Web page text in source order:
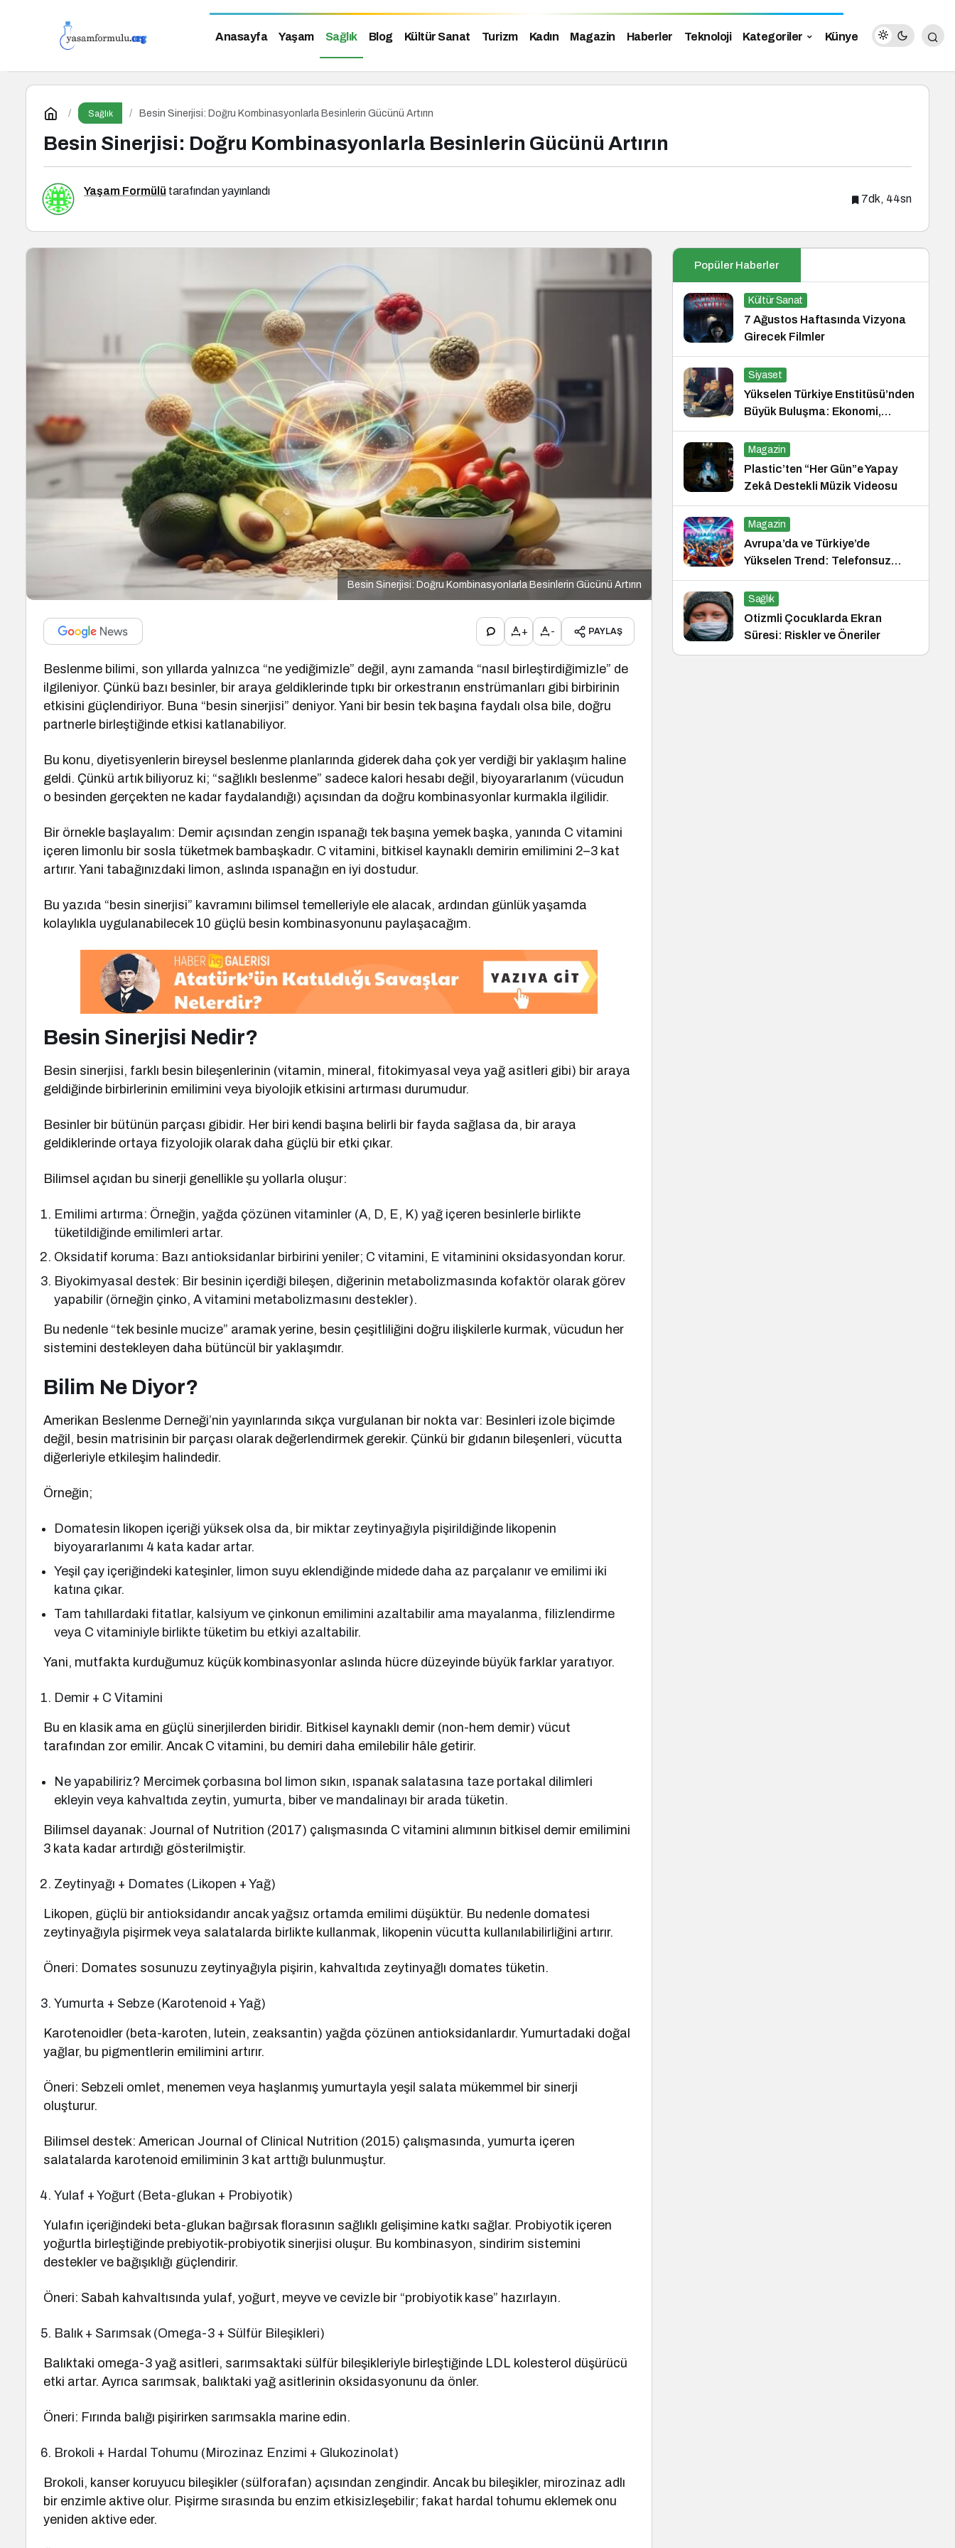
Anasayfa Yaşam Sağlık Blog Kültür Sanat Turizm Kadın Magazin Haberler Teknoloji Kategoriler Künye
Sağlık Besin Sinerjisi: Doğru Kombinasyonlarla Besinlerin Gücünü Artırın
Besin Sinerjisi: Doğru Kombinasyonlarla Besinlerin Gücünü Artırın
Yaşam Formülü tarafından yayınlandı
7dk, 44sn
Besin Sinerjisi: Doğru Kombinasyonlarla Besinlerin Gücünü Artırın
+ - PAYLAŞ
Beslenme bilimi, son yıllarda yalnızca “ne yediğimizle” değil, aynı zamanda “nasıl birleştirdiğimizle” de
ilgileniyor. Çünkü bazı besinler, bir araya geldiklerinde tıpkı bir orkestranın enstrümanları gibi birbirinin
etkisini güçlendiriyor. Buna “besin sinerjisi” deniyor. Yani bir besin tek başına faydalı olsa bile, doğru
partnerle birleştiğinde etkisi katlanabiliyor.
Bu konu, diyetisyenlerin bireysel beslenme planlarında giderek daha çok yer verdiği bir yaklaşım haline
geldi. Çünkü artık biliyoruz ki; “sağlıklı beslenme” sadece kalori hesabı değil, biyoyararlanım (vücudun
o besinden gerçekten ne kadar faydalandığı) açısından da doğru kombinasyonlar kurmakla ilgilidir.
Bir örnekle başlayalım: Demir açısından zengin ıspanağı tek başına yemek başka, yanında C vitamini
içeren limonlu bir sosla tüketmek bambaşkadır. C vitamini, bitkisel kaynaklı demirin emilimini 2–3 kat
artırır. Yani tabağınızdaki limon, aslında ıspanağın en iyi dostudur.
Bu yazıda “besin sinerjisi” kavramını bilimsel temelleriyle ele alacak, ardından günlük yaşamda
kolaylıkla uygulanabilecek 10 güçlü besin kombinasyonunu paylaşacağım.
Besin Sinerjisi Nedir?
Besin sinerjisi, farklı besin bileşenlerinin (vitamin, mineral, fitokimyasal veya yağ asitleri gibi) bir araya
geldiğinde birbirlerinin emilimini veya biyolojik etkisini artırması durumudur.
Besinler bir bütünün parçası gibidir. Her biri kendi başına belirli bir fayda sağlasa da, bir araya
geldiklerinde ortaya fizyolojik olarak daha güçlü bir etki çıkar.
Bilimsel açıdan bu sinerji genellikle şu yollarla oluşur:
Emilimi artırma: Örneğin, yağda çözünen vitaminler (A, D, E, K) yağ içeren besinlerle birlikte
tüketildiğinde emilimleri artar.
Oksidatif koruma: Bazı antioksidanlar birbirini yeniler; C vitamini, E vitaminini oksidasyondan korur.
Biyokimyasal destek: Bir besinin içerdiği bileşen, diğerinin metabolizmasında kofaktör olarak görev
yapabilir (örneğin çinko, A vitamini metabolizmasını destekler).
Bu nedenle “tek besinle mucize” aramak yerine, besin çeşitliliğini doğru ilişkilerle kurmak, vücudun her
sistemini destekleyen daha bütüncül bir yaklaşımdır.
Bilim Ne Diyor?
Amerikan Beslenme Derneği’nin yayınlarında sıkça vurgulanan bir nokta var: Besinleri izole biçimde
değil, besin matrisinin bir parçası olarak değerlendirmek gerekir. Çünkü bir gıdanın bileşenleri, vücutta
diğerleriyle etkileşim halindedir.
Örneğin;
Domatesin likopen içeriği yüksek olsa da, bir miktar zeytinyağıyla pişirildiğinde likopenin
biyoyararlanımı 4 kata kadar artar.
Yeşil çay içeriğindeki kateşinler, limon suyu eklendiğinde midede daha az parçalanır ve emilimi iki
katına çıkar.
Tam tahıllardaki fitatlar, kalsiyum ve çinkonun emilimini azaltabilir ama mayalanma, filizlendirme
veya C vitaminiyle birlikte tüketim bu etkiyi azaltabilir.
Yani, mutfakta kurduğumuz küçük kombinasyonlar aslında hücre düzeyinde büyük farklar yaratıyor.
Demir + C Vitamini
Bu en klasik ama en güçlü sinerjilerden biridir. Bitkisel kaynaklı demir (non-hem demir) vücut
tarafından zor emilir. Ancak C vitamini, bu demiri daha emilebilir hâle getirir.
Ne yapabiliriz? Mercimek çorbasına bol limon sıkın, ıspanak salatasına taze portakal dilimleri
ekleyin veya kahvaltıda zeytin, yumurta, biber ve mandalinayı bir arada tüketin.
Bilimsel dayanak: Journal of Nutrition (2017) çalışmasında C vitamini alımının bitkisel demir emilimini
3 kata kadar artırdığı gösterilmiştir.
Zeytinyağı + Domates (Likopen + Yağ)
Likopen, güçlü bir antioksidandır ancak yağsız ortamda emilimi düşüktür. Bu nedenle domatesi
zeytinyağıyla pişirmek veya salatalarda birlikte kullanmak, likopenin vücutta kullanılabilirliğini artırır.
Öneri: Domates sosunuzu zeytinyağıyla pişirin, kahvaltıda zeytinyağlı domates tüketin.
Yumurta + Sebze (Karotenoid + Yağ)
Karotenoidler (beta-karoten, lutein, zeaksantin) yağda çözünen antioksidanlardır. Yumurtadaki doğal
yağlar, bu pigmentlerin emilimini artırır.
Öneri: Sebzeli omlet, menemen veya haşlanmış yumurtayla yeşil salata mükemmel bir sinerji
oluşturur.
Bilimsel destek: American Journal of Clinical Nutrition (2015) çalışmasında, yumurta içeren
salatalarda karotenoid emiliminin 3 kat arttığı bulunmuştur.
Yulaf + Yoğurt (Beta-glukan + Probiyotik)
Yulafın içeriğindeki beta-glukan bağırsak florasının sağlıklı gelişimine katkı sağlar. Probiyotik içeren
yoğurtla birleştiğinde prebiyotik-probiyotik sinerjisi oluşur. Bu kombinasyon, sindirim sistemini
destekler ve bağışıklığı güçlendirir.
Öneri: Sabah kahvaltısında yulaf, yoğurt, meyve ve cevizle bir “probiyotik kase” hazırlayın.
Balık + Sarımsak (Omega-3 + Sülfür Bileşikleri)
Balıktaki omega-3 yağ asitleri, sarımsaktaki sülfür bileşikleriyle birleştiğinde LDL kolesterol düşürücü
etki artar. Ayrıca sarımsak, balıktaki yağ asitlerinin oksidasyonunu da önler.
Öneri: Fırında balığı pişirirken sarımsakla marine edin.
Brokoli + Hardal Tohumu (Mirozinaz Enzimi + Glukozinolat)
Brokoli, kanser koruyucu bileşikler (sülforafan) açısından zengindir. Ancak bu bileşikler, mirozinaz adlı
bir enzimle aktive olur. Pişirme sırasında bu enzim etkisizleşebilir; fakat hardal tohumu eklemek onu
yeniden aktive eder.
Popüler Haberler
Kültür Sanat
7 Ağustos Haftasında Vizyona
Girecek Filmler
Siyaset
Yükselen Türkiye Enstitüsü’nden
Büyük Buluşma: Ekonomi,
Güvenlik Politikaları ve Hukuk
Konferansı
Magazin
Plastic’ten “Her Gün”e Yapay
Zekâ Destekli Müzik Videosu
Magazin
Avrupa’da ve Türkiye’de
Yükselen Trend: Telefonsuz
Gece Kulüpleri
Sağlık
Otizmli Çocuklarda Ekran
Süresi: Riskler ve Öneriler